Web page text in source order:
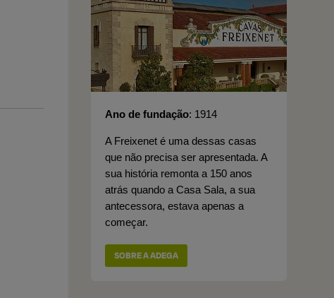
Ano de fundação 1914
A Freixenet é uma dessas casas
que não precisa ser apresentada. A
sua história remonta a 150 anos
atrás quando a Casa Sala, a sua
antecessora, estava apenas a
começar.
SOBRE A ADEGA